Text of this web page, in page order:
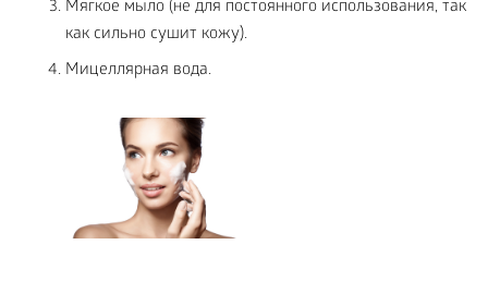
Мягкое мыло (не для постоянного использования, так
как сильно сушит кожу).
Мицеллярная вода.